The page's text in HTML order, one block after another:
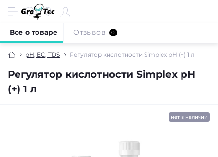
pH, EC, TDS Регулятор кислотности Simplex pH (+) 1 л
Регулятор кислотности Simplex pH
(+) 1 л
Все о товаре Отзывов 0
нет в наличии